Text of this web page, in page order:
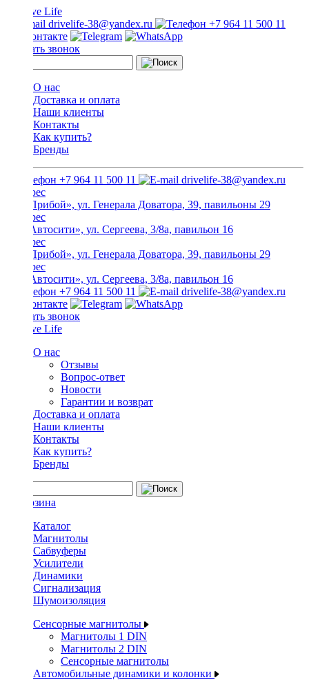
drivelife-38@yandex.ru +7 964 11 500 11
Заказать звонок
О нас
Доставка и оплата
Наши клиенты
Контакты
Как купить?
Бренды
+7 964 11 500 11 drivelife-38@yandex.ru
ТЦ «Прибой», ул. Генерала Доватора, 39, павильоны 29
ТЦ «Автосити», ул. Сергеева, 3/8а, павильон 16
ТЦ «Прибой», ул. Генерала Доватора, 39, павильоны 29
ТЦ «Автосити», ул. Сергеева, 3/8а, павильон 16
+7 964 11 500 11
drivelife-38@yandex.ru
Заказать звонок
О нас
Отзывы
Вопрос-ответ
Новости
Гарантии и возврат
Доставка и оплата
Наши клиенты
Контакты
Как купить?
Бренды
Каталог
Магнитолы
Сабвуферы
Усилители
Динамики
Сигнализация
Шумоизоляция
Сенсорные магнитолы
Магнитолы 1 DIN
Магнитолы 2 DIN
Сенсорные магнитолы
Автомобильные динамики и колонки